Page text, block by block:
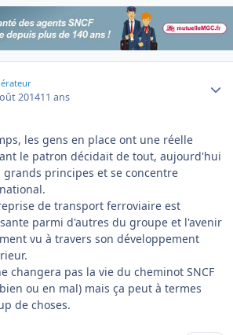
201411 ans
les gens en place ont une réelle
le patron décidait de tout, aujourd'hui
principes et se concentre
de transport ferroviaire est
parmi d'autres du groupe et l'avenir
vu à travers son développement
changera pas la vie du cheminot SNCF
ou en mal) mais ça peut à termes
de choses.